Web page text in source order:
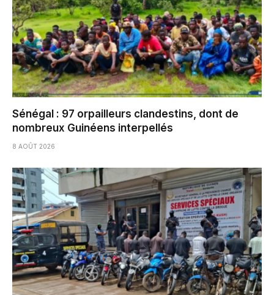
Sénégal : 97 orpailleurs clandestins, dont de
nombreux Guinéens interpellés
8 AOÛT 2026